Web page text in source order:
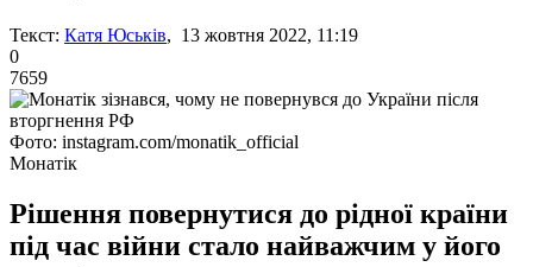
Текст: Катя Юськів, 13 жовтня 2022, 11:19
0
7659
Фото: instagram.com/monatik_official
Монатік
Рішення повернутися до рідної країни
під час війни стало найважчим у його